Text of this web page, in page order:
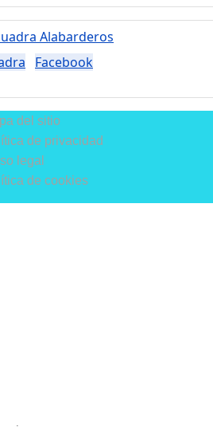
Alabarderos
Facebook
del sitio
de privacidad
legal
de cookies